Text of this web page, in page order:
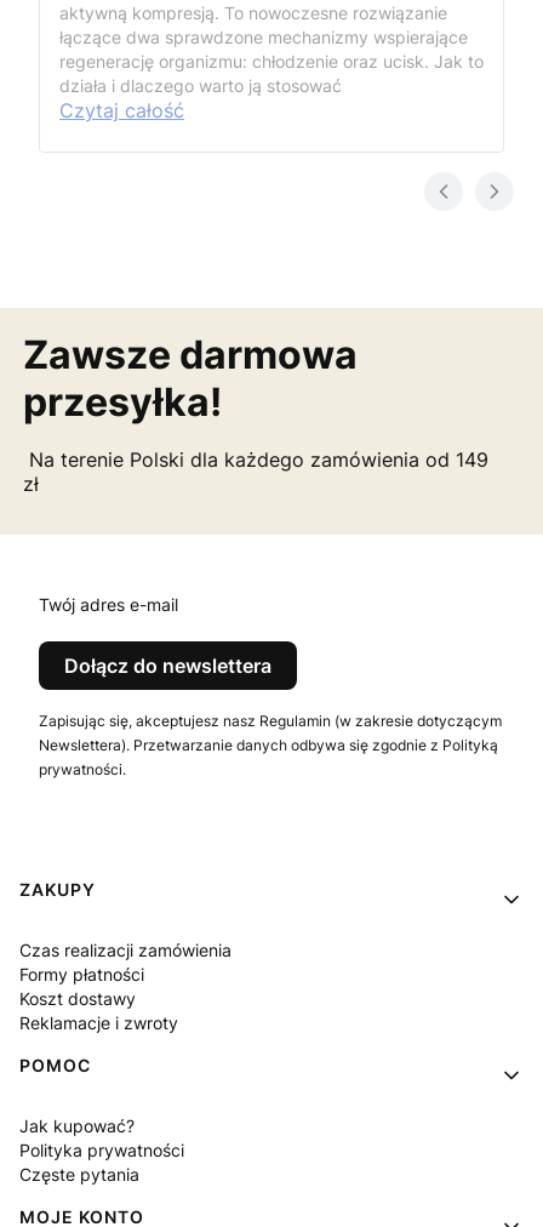
aktywną kompresją. To nowoczesne rozwiązanie
łączące dwa sprawdzone mechanizmy wspierające
regenerację organizmu: chłodzenie oraz ucisk. Jak to
działa i dlaczego warto ją stosować
Czytaj całość
Zawsze darmowa
przesyłka!
Na terenie Polski dla każdego zamówienia od 149
zł
Twój adres e-mail
Dołącz do newslettera
Zapisując się, akceptujesz nasz Regulamin (w zakresie dotyczącym
Newslettera). Przetwarzanie danych odbywa się zgodnie z Polityką
prywatności.
Linki w stopce
ZAKUPY
Czas realizacji zamówienia
Formy płatności
Koszt dostawy
Reklamacje i zwroty
POMOC
Jak kupować?
Polityka prywatności
Częste pytania
MOJE KONTO